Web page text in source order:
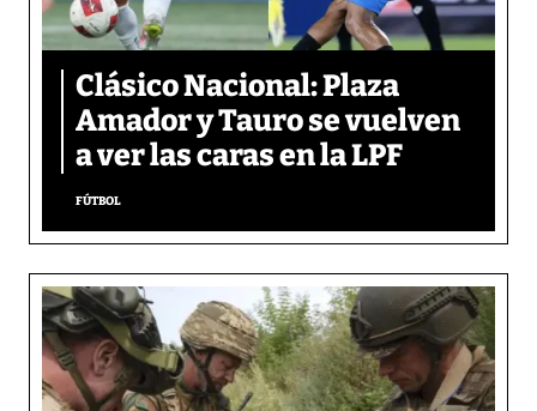
Clásico Nacional: Plaza
Amador y Tauro se vuelven
a ver las caras en la LPF
FÚTBOL